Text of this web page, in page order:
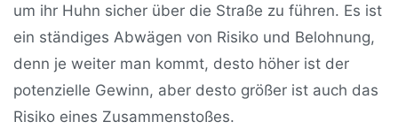
um ihr Huhn sicher über die Straße zu führen. Es ist
ein ständiges Abwägen von Risiko und Belohnung,
denn je weiter man kommt, desto höher ist der
potenzielle Gewinn, aber desto größer ist auch das
Risiko eines Zusammenstoßes.